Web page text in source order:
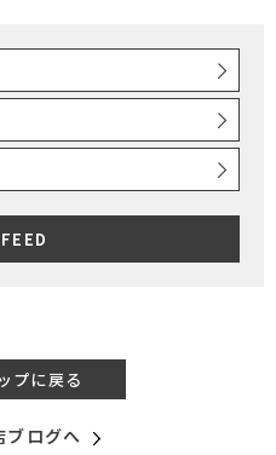
プに戻る
ブログへ